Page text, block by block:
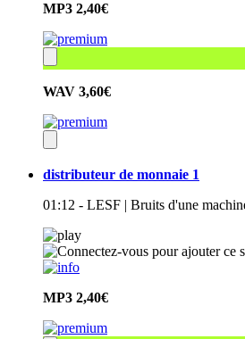
MP3 2,40€
WAV 3,60€
distributeur de monnaie 1
01:12 - LESF | Bruits d'une
MP3 2,40€